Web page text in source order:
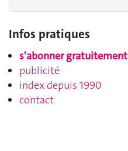
Infos pratiques
s'abonner gratuitement
publicité
index depuis 1990
contact